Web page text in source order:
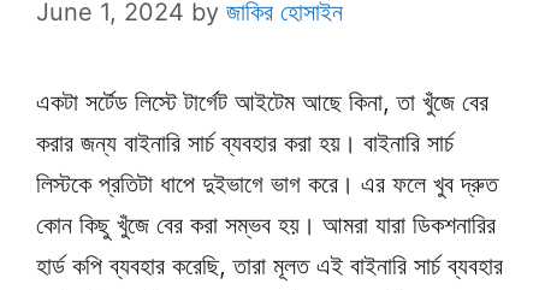
June 1, 2024 by জাকির হোসাইন
একটা সর্টেড লিস্টে টার্গেট আইটেম আছে কিনা, তা খুঁজে বের
করার জন্য বাইনারি সার্চ ব্যবহার করা হয়। বাইনারি সার্চ
লিস্টকে প্রতিটা ধাপে দুইভাগে ভাগ করে। এর ফলে খুব দ্রুত
কোন কিছু খুঁজে বের করা সম্ভব হয়। আমরা যারা ডিকশনারির
হার্ড কপি ব্যবহার করেছি, তারা মূলত এই বাইনারি সার্চ ব্যবহার